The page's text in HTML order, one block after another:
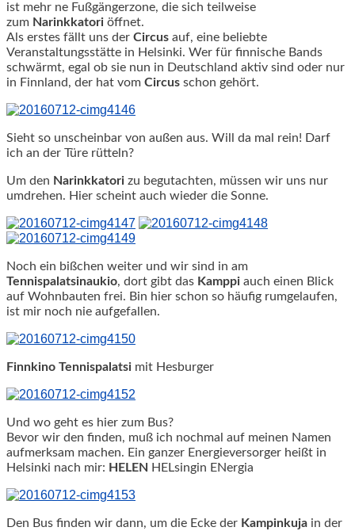
ist mehr ne Fußgängerzone, die sich teilweise
zum Narinkkatori öffnet.
Als erstes fällt uns der Circus auf, eine beliebte
Veranstaltungsstätte in Helsinki. Wer für finnische Bands
schwärmt, egal ob sie nun in Deutschland aktiv sind oder nur
in Finnland, der hat vom Circus schon gehört.
Sieht so unscheinbar von außen aus. Will da mal rein! Darf
ich an der Türe rütteln?
Um den Narinkkatori zu begutachten, müssen wir uns nur
umdrehen. Hier scheint auch wieder die Sonne.
Noch ein bißchen weiter und wir sind in am
Tennispalatsinaukio, dort gibt das Kamppi auch einen Blick
auf Wohnbauten frei. Bin hier schon so häufig rumgelaufen,
ist mir noch nie aufgefallen.
Finnkino Tennispalatsi mit Hesburger
Und wo geht es hier zum Bus?
Bevor wir den finden, muß ich nochmal auf meinen Namen
aufmerksam machen. Ein ganzer Energieversorger heißt in
Helsinki nach mir: HELEN HELsingin ENergia
Den Bus finden wir dann, um die Ecke der Kampinkuja in der